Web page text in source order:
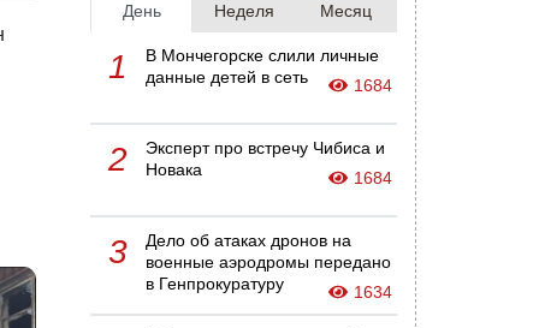
День Неделя Месяц
1
В Мончегорске слили личные
данные детей в сеть
1684
2
Эксперт про встречу Чибиса и
Новака
1684
3
Дело об атаках дронов на
военные аэродромы передано
в Генпрокуратуру
1634